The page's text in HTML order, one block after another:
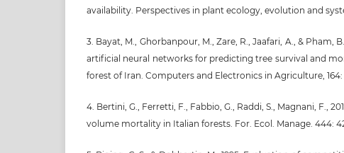
availability. Perspectives in plant ecology, evolution and
3. Bayat, M., Ghorbanpour, M., Zare, R., Jaafari, A., & Pham,
artificial neural networks for predicting tree survival and
forest of Iran. Computers and Electronics in Agriculture, 164:
4. Bertini, G., Ferretti, F., Fabbio, G., Raddi, S., Magnani, F.,
volume mortality in Italian forests. For. Ecol. Manage. 444: